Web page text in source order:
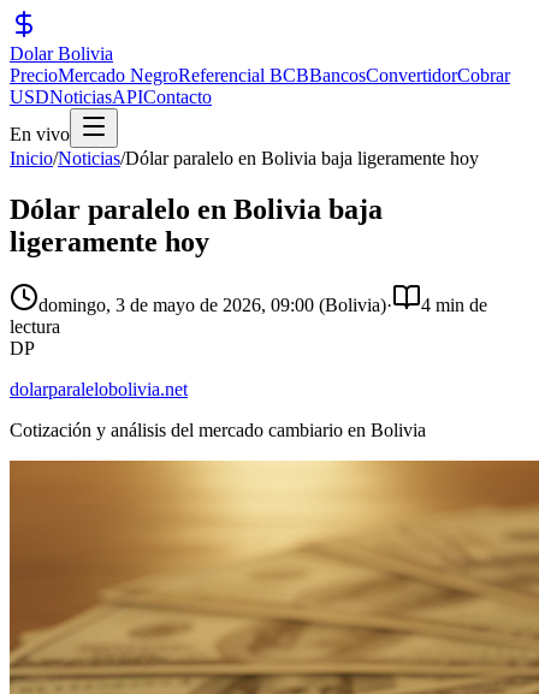
Dolar Bolivia
PrecioMercado NegroReferencial BCBBancosConvertidorCobrar
USDNoticiasAPIContacto
En vivo
Inicio/Noticias/Dólar paralelo en Bolivia baja ligeramente hoy
Dólar paralelo en Bolivia baja
ligeramente hoy
domingo, 3 de mayo de 2026, 09:00 (Bolivia)·
4 min de
lectura
DP
dolarparalelobolivia.net
Cotización y análisis del mercado cambiario en Bolivia